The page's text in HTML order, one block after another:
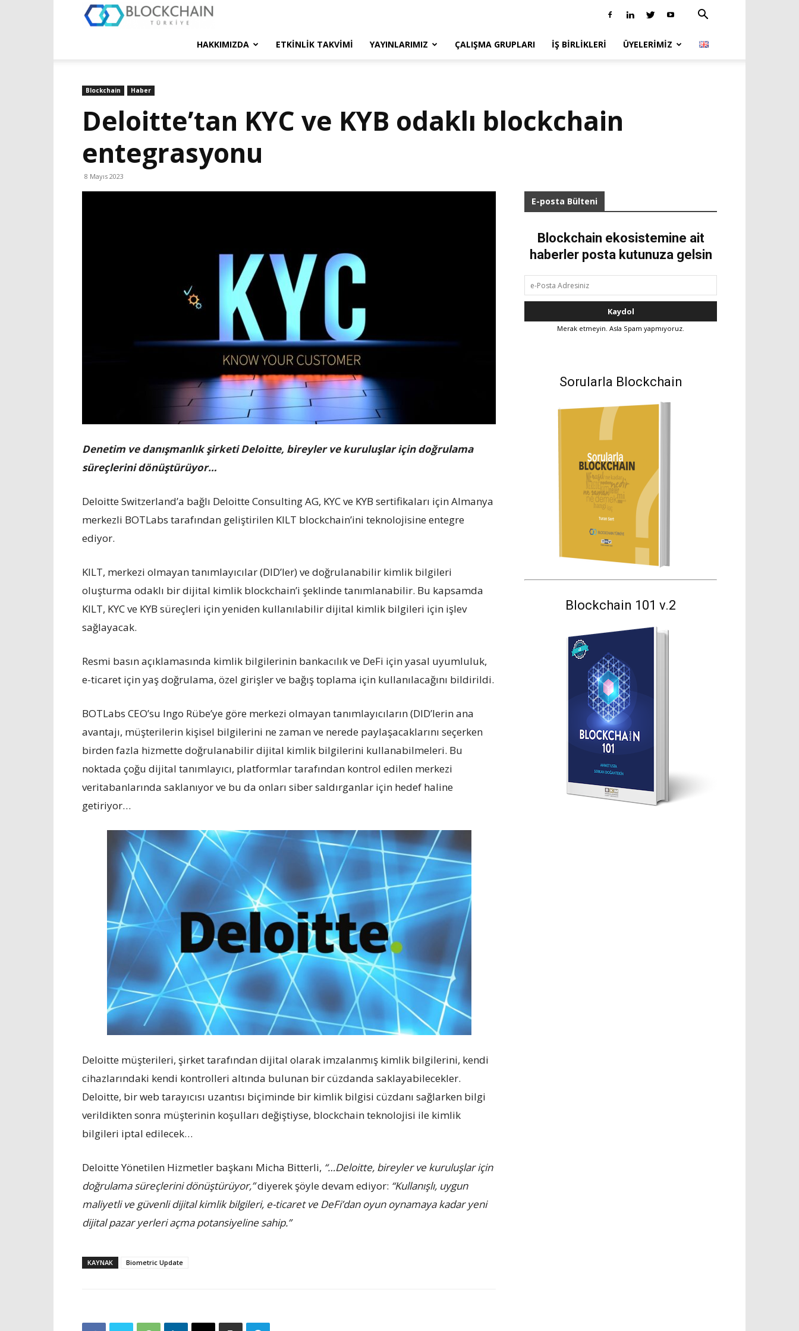
Türkiye
HAKKIMIZDA ETKINLIK TAKVIMI YAYINLARIMIZ ÇALIŞMA GRUPLARI İŞ BIRLIKLERI ÜYELERIMIZ
Blockchain Haber
Deloitte’tan KYC ve KYB odaklı blockchain
entegrasyonu
8 Mayıs 2023
Denetim ve danışmanlık şirketi Deloitte, bireyler ve kuruluşlar için doğrulama
süreçlerini dönüştürüyor…
Deloitte Switzerland’a bağlı Deloitte Consulting AG, KYC ve KYB sertifikaları için Almanya
merkezli BOTLabs tarafından geliştirilen KILT blockchain’ini teknolojisine entegre
ediyor.
KILT, merkezi olmayan tanımlayıcılar (DID’ler) ve doğrulanabilir kimlik bilgileri
oluşturma odaklı bir dijital kimlik blockchain’i şeklinde tanımlanabilir. Bu kapsamda
KILT, KYC ve KYB süreçleri için yeniden kullanılabilir dijital kimlik bilgileri için işlev
sağlayacak.
Resmi basın açıklamasında kimlik bilgilerinin bankacılık ve DeFi için yasal uyumluluk,
e-ticaret için yaş doğrulama, özel girişler ve bağış toplama için kullanılacağını bildirildi.
BOTLabs CEO’su Ingo Rübe’ye göre merkezi olmayan tanımlayıcıların (DID’lerin ana
avantajı, müşterilerin kişisel bilgilerini ne zaman ve nerede paylaşacaklarını seçerken
birden fazla hizmette doğrulanabilir dijital kimlik bilgilerini kullanabilmeleri. Bu
noktada çoğu dijital tanımlayıcı, platformlar tarafından kontrol edilen merkezi
veritabanlarında saklanıyor ve bu da onları siber saldırganlar için hedef haline
getiriyor…
Deloitte müşterileri, şirket tarafından dijital olarak imzalanmış kimlik bilgilerini, kendi
cihazlarındaki kendi kontrolleri altında bulunan bir cüzdanda saklayabilecekler.
Deloitte, bir web tarayıcısı uzantısı biçiminde bir kimlik bilgisi cüzdanı sağlarken bilgi
verildikten sonra müşterinin koşulları değiştiyse, blockchain teknolojisi ile kimlik
bilgileri iptal edilecek…
Deloitte Yönetilen Hizmetler başkanı Micha Bitterli, “…Deloitte, bireyler ve kuruluşlar için
doğrulama süreçlerini dönüştürüyor,”diyerek şöyle devam ediyor: “Kullanışlı, uygun
maliyetli ve güvenli dijital kimlik bilgileri, e-ticaret ve DeFi’dan oyun oynamaya kadar yeni
dijital pazar yerleri açma potansiyeline sahip.”
KAYNAK Biometric Update
E-posta Bülteni
Blockchain ekosistemine ait
haberler posta kutunuza gelsin
Merak etmeyin. Asla Spam yapmıyoruz.
Sorularla Blockchain
Blockchain 101 v.2